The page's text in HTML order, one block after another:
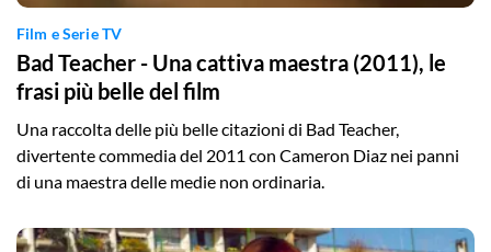
Film e Serie TV
Bad Teacher - Una cattiva maestra (2011), le
frasi più belle del film
Una raccolta delle più belle citazioni di Bad Teacher,
divertente commedia del 2011 con Cameron Diaz nei panni
di una maestra delle medie non ordinaria.